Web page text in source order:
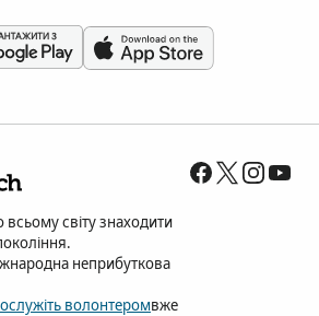
світу знаходити
неприбуткова
волонтеромвже